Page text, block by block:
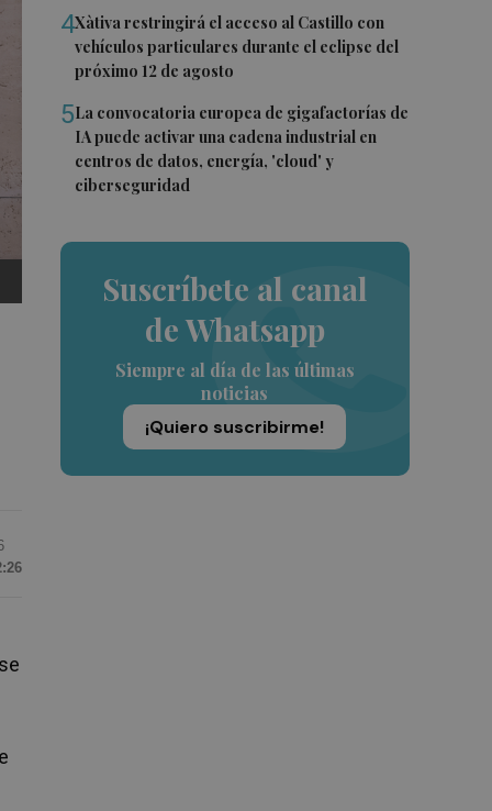
4Xàtiva restringirá el acceso al Castillo con
vehículos particulares durante el eclipse del
próximo 12 de agosto
5La convocatoria europea de gigafactorías de
IA puede activar una cadena industrial en
centros de datos, energía, 'cloud' y
ciberseguridad
Suscríbete al canal
de Whatsapp
Siempre al día de las últimas
noticias
¡Quiero suscribirme!